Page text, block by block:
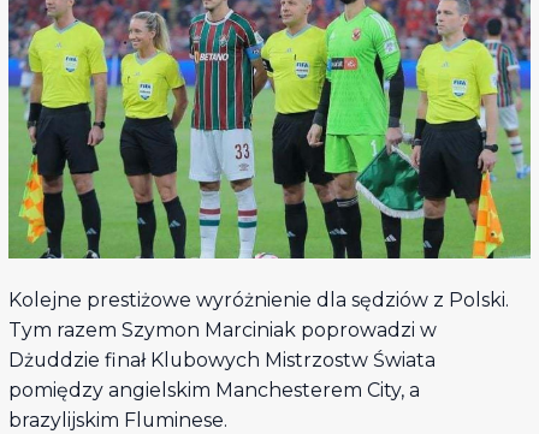
Kolejne prestiżowe wyróżnienie dla sędziów z Polski.
Tym razem Szymon Marciniak poprowadzi w
Dżuddzie finał Klubowych Mistrzostw Świata
pomiędzy angielskim Manchesterem City, a
brazylijskim Fluminese.